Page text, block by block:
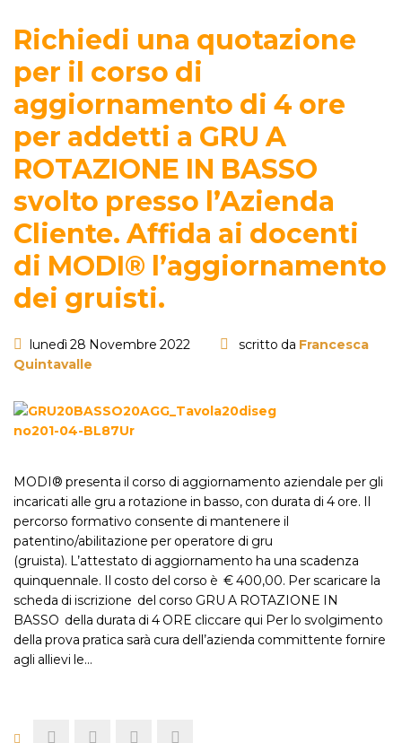
Richiedi una quotazione
per il corso di
aggiornamento di 4 ore
per addetti a GRU A
ROTAZIONE IN BASSO
svolto presso l’Azienda
Cliente. Affida ai docenti
di MODI® l’aggiornamento
dei gruisti.
lunedì 28 Novembre 2022 scritto da Francesca
Quintavalle
MODI® presenta il corso di aggiornamento aziendale per gli
incaricati alle gru a rotazione in basso, con durata di 4 ore. Il
percorso formativo consente di mantenere il
patentino/abilitazione per operatore di gru
(gruista). L’attestato di aggiornamento ha una scadenza
quinquennale. Il costo del corso è € 400,00. Per scaricare la
scheda di iscrizione del corso GRU A ROTAZIONE IN
BASSO della durata di 4 ORE cliccare qui Per lo svolgimento
della prova pratica sarà cura dell’azienda committente fornire
agli allievi le…